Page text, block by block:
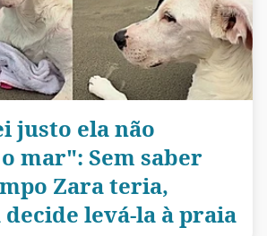
justo ela não
mar": Sem saber
Zara teria,
levá-la à praia